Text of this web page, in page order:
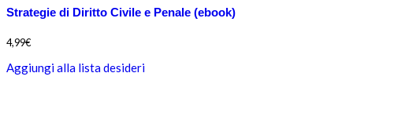
Strategie di Diritto Civile e Penale (ebook)
4,99€
Aggiungi alla lista desideri